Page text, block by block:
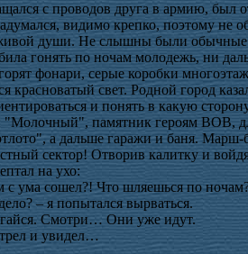
с проводов друга в армию, был
видимо крепко, поэтому не
души. Не слышны были обычные
гонять по ночам молодежь, ни
фонари, серые коробки
красноватый свет. Родной город
и понять в какую
"Молочный", памятник героям ВОВ,
а дальше гаражи и баня.
сектор! Отворив калитку и
на ухо:
с ума сошел?! Что шляешься по
– я попытался вырваться.
Смотри… Они уже идут.
и увидел…